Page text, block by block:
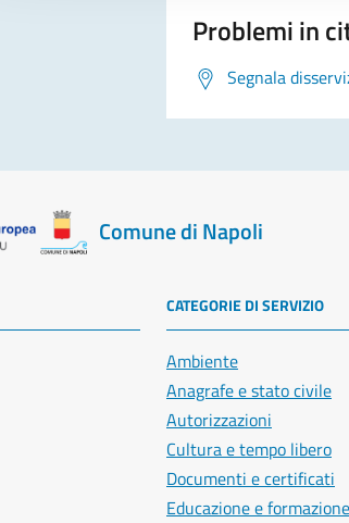
Problemi in
Segnala
Comune di Napoli
CATEGORIE DI SERVIZIO
Ambiente
Anagrafe e stato civile
Autorizzazioni
Cultura e tempo libero
Documenti e certificati
Educazione e formazione